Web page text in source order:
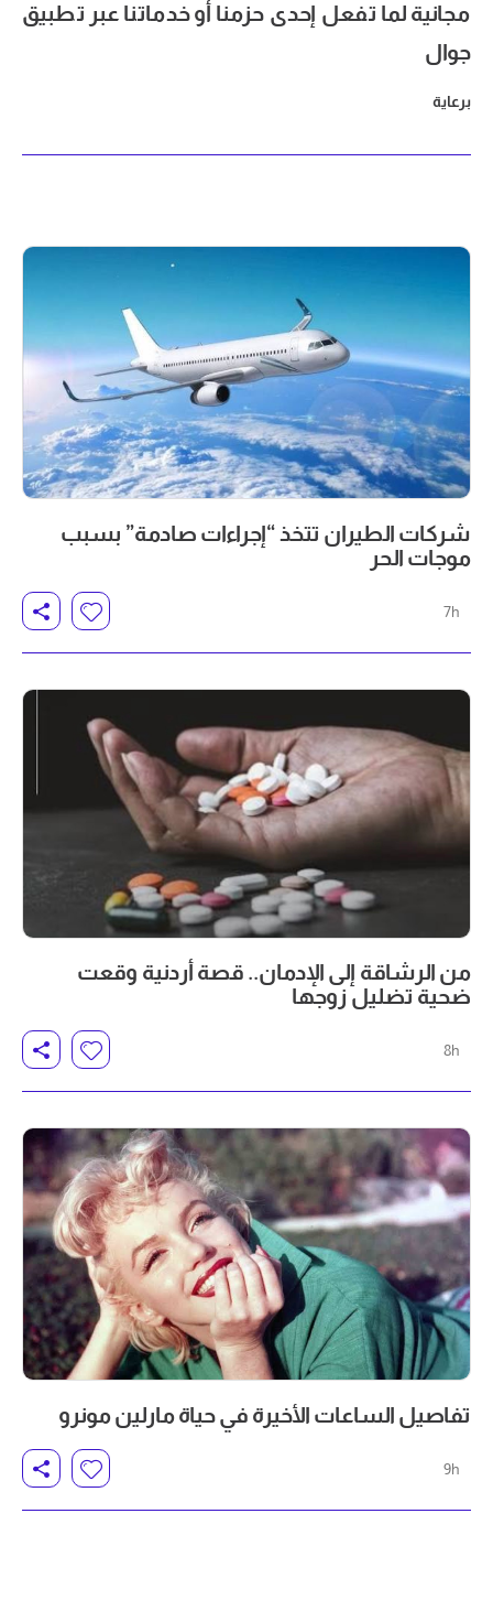
مجانية لما تفعل إحدى حزمنا أو خدماتنا عبر تطبيق
جوال
برعاية
شركات الطيران تتخذ “إجراءات صادمة” بسبب
موجات الحر
7h
من الرشاقة إلى الإدمان.. قصة أردنية وقعت
ضحية تضليل زوجها
8h
تفاصيل الساعات الأخيرة في حياة مارلين مونرو
9h